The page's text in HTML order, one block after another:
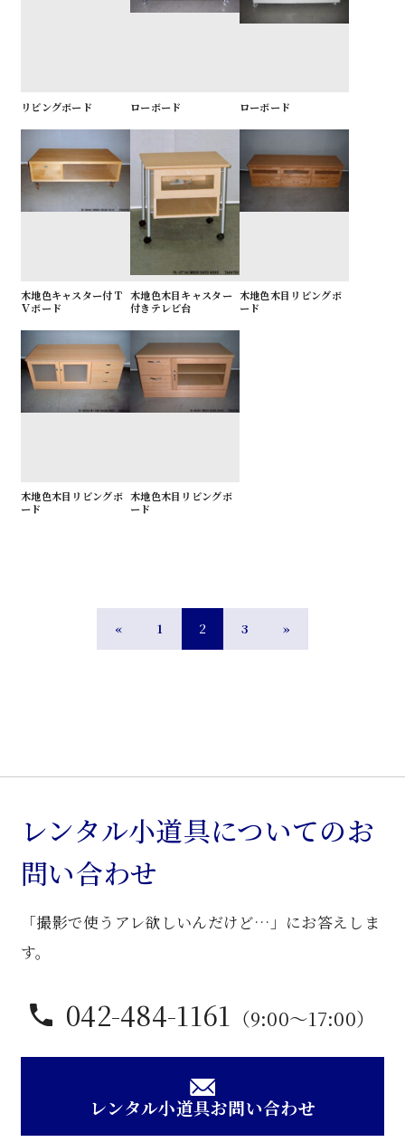
リビングボード ローボード ローボード
木地色キャスター付Ｔ
Ｖボード
木地色木目キャスター
付きテレビ台
木地色木目リビングボ
ード
木地色木目リビングボ
ード
木地色木目リビングボ
ード
« 1 2 3 »
レンタル小道具についてのお
問い合わせ
「撮影で使うアレ欲しいんだけど…」にお答えしま
す。
042-484-1161 （9:00〜17:00）
レンタル小道具お問い合わせ